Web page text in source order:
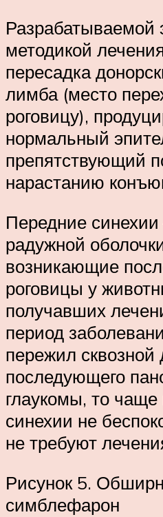
Разрабатываемой
методикой
пересадка
лимба (место
роговицу),
нормальный
препятствующий
нарастанию
Передние синехии
радужной
возникающие
роговицы у
получавших
период
пережил сквозной
последующего
глаукомы, то чаще
синехии не
не требуют
Рисунок 5.
симблефарон